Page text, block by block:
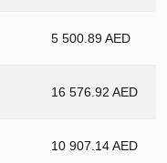
5 500.89 AED
16 576.92 AED
10 907.14 AED